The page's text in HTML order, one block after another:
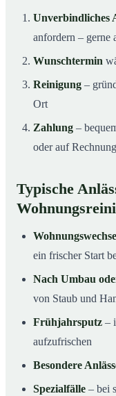
Unverbindliches
anfordern – gerne
Wunschtermin
Reinigung –
Ort
Zahlung –
oder auf Rechnung
Typische
ein frischer Start
Nach Umbau
von Staub und
Frühjahrsputz –
aufzufrischen
Besondere
Spezialfälle – bei